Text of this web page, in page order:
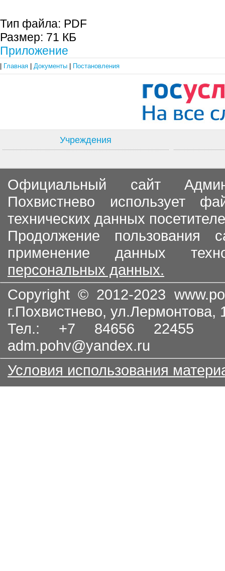
Тип файла: PDF
Размер: 71 КБ
Приложение
Главная Документы Постановления
Учреждения
Официальный сайт
Похвистнево использует
технических данных
Продолжение пользования
применение данных
персональных данных.
Copyright © 2012-2023
г.Похвистнево, ул.Лермонтова,
Тел.: +7 84656
adm.pohv@yandex.ru
Условия использования